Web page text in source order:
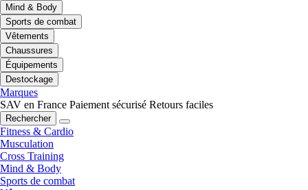
Mind & Body
Sports de combat
Vêtements
Chaussures
Équipements
Destockage
Marques
SAV en France Paiement sécurisé Retours faciles
Rechercher
Fitness & Cardio
Musculation
Cross Training
Mind & Body
Sports de combat